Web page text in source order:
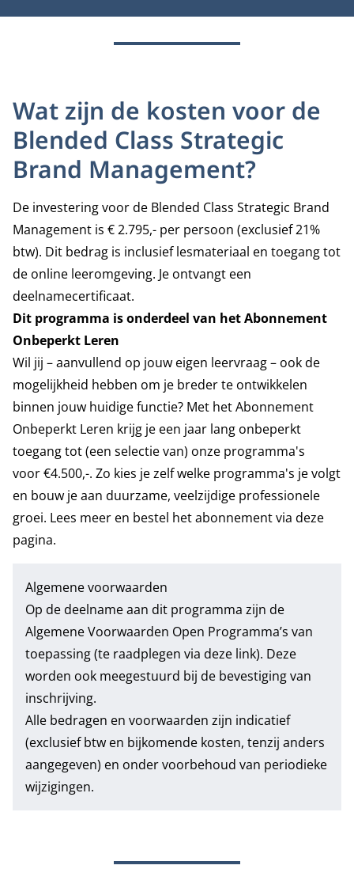
Wat zijn de kosten voor de
Blended Class Strategic
Brand Management?
De investering voor de Blended Class Strategic Brand
Management is € 2.795,- per persoon (exclusief 21%
btw). Dit bedrag is inclusief lesmateriaal en toegang tot
de online leeromgeving. Je ontvangt een
deelnamecertificaat.
Dit programma is onderdeel van het Abonnement
Onbeperkt Leren
Wil jij – aanvullend op jouw eigen leervraag – ook de
mogelijkheid hebben om je breder te ontwikkelen
binnen jouw huidige functie? Met hetAbonnement
Onbeperkt Leren krijg je een jaar lang onbeperkt
toegang tot (een selectie van) onze programma's
voor €4.500,-. Zo kies je zelf welke programma's je volgt
en bouw je aan duurzame, veelzijdige professionele
groei. Lees meer en bestel het abonnementvia deze
pagina.
Algemene voorwaarden
Op de deelname aan dit programma zijn de
Algemene Voorwaarden Open Programma’s van
toepassing (te raadplegen via deze link). Deze
worden ook meegestuurd bij de bevestiging van
inschrijving.
Alle bedragen en voorwaarden zijn indicatief
(exclusief btw en bijkomende kosten, tenzij anders
aangegeven) en onder voorbehoud van periodieke
wijzigingen.